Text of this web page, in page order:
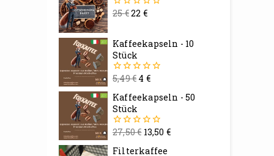
0
25€22 €
Kaffeekapseln - 10
Stück
0
5
5,49€4 €
Kaffeekapseln - 50
Stück
0
5
27,50€ 13,50 €
Filterkaffee